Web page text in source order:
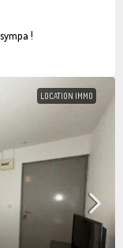
!
LOCATION IMMO